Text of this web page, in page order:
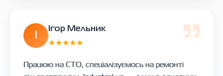
Ігор Мельник
★★★★★
Працюю на СТО, спеціалізуємось на ремонті